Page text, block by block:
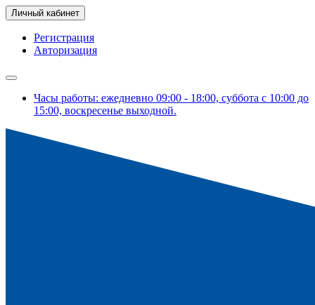
Личный кабинет
Регистрация
Авторизация
Часы работы: ежедневно 09:00 - 18:00, суббота с 10:00 до
15:00, воскресенье выходной.